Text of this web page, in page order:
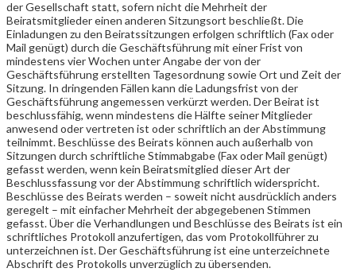
der Gesellschaft statt, sofern nicht die Mehrheit der
Beiratsmitglieder einen anderen Sitzungsort beschließt. Die
Einladungen zu den Beiratssitzungen erfolgen schriftlich (Fax oder
Mail genügt) durch die Geschäftsführung mit einer Frist von
mindestens vier Wochen unter Angabe der von der
Geschäftsführung erstellten Tagesordnung sowie Ort und Zeit der
Sitzung. In dringenden Fällen kann die Ladungsfrist von der
Geschäftsführung angemessen verkürzt werden. Der Beirat ist
beschlussfähig, wenn mindestens die Hälfte seiner Mitglieder
anwesend oder vertreten ist oder schriftlich an der Abstimmung
teilnimmt. Beschlüsse des Beirats können auch außerhalb von
Sitzungen durch schriftliche Stimmabgabe (Fax oder Mail genügt)
gefasst werden, wenn kein Beiratsmitglied dieser Art der
Beschlussfassung vor der Abstimmung schriftlich widerspricht.
Beschlüsse des Beirats werden – soweit nicht ausdrücklich anders
geregelt – mit einfacher Mehrheit der abgegebenen Stimmen
gefasst. Über die Verhandlungen und Beschlüsse des Beirats ist ein
schriftliches Protokoll anzufertigen, das vom Protokollführer zu
unterzeichnen ist. Der Geschäftsführung ist eine unterzeichnete
Abschrift des Protokolls unverzüglich zu übersenden.